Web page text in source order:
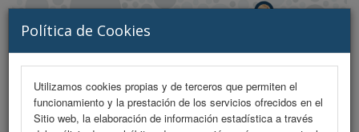
Política de Cookies
Utilizamos cookies propias y de terceros que permiten el
funcionamiento y la prestación de los servicios ofrecidos en el
Sitio web, la elaboración de información estadística a través
MENU